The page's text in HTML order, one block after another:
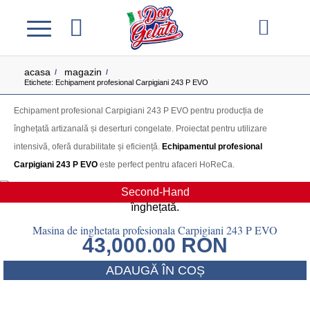
acasa / magazin /
Etichete: Echipament profesional Carpigiani 243 P EVO
Echipament profesional Carpigiani 243 P EVO pentru producția de
înghețată artizanală și deserturi congelate. Proiectat pentru utilizare
intensivă, oferă durabilitate și eficiență. Echipamentul profesional
Carpigiani 243 P EVO este perfect pentru afaceri HoReCa.
Second-Hand
Masina de inghetata profesionala Carpigiani 243 P EVO
43,000.00 RON
ADAUGĂ ÎN COȘ